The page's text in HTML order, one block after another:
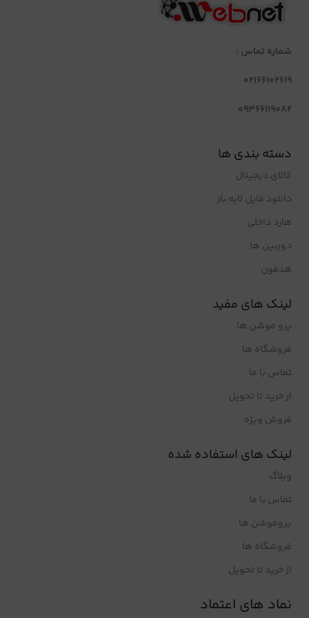
شماره تماس :
02166102619
09366119082
دسته بندی ها
کالای دیجیتال
دانلود فایل لایه باز
هارد داخلی
دوربین ها
هدفون
لینک های مفید
پرو موشن ها
فروشگاه ها
تماس با ما
از خرید تا تحویل
فروش ویژه
لینک های استفاده شده
وبلاگ
تماس با ما
پروموشن ها
فروشگاه ها
از خرید تا تحویل
نماد های اعتماد